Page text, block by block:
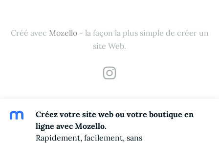
Créé avec Mozello- la façon la plus simple de créer un
site Web.
Créez votre site web ou votre boutique en
ligne avec Mozello.
Rapidement, facilement, sans